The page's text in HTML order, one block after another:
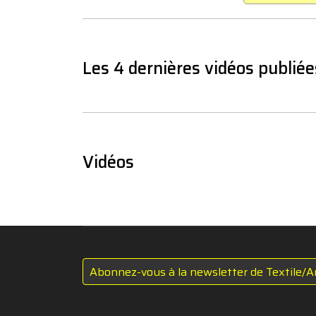
Les 4 dernières vidéos
Vidéos
Abonnez-vous à la newsletter de Textile/